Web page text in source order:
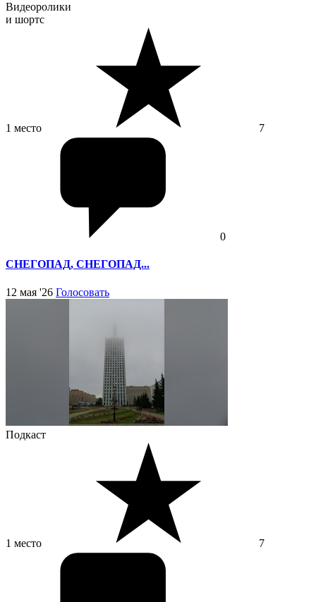
Видеоролики
и шортс
1 место 7
0
СНЕГОПАД, СНЕГОПАД...
12 мая '26 Голосовать
Подкаст
1 место 7